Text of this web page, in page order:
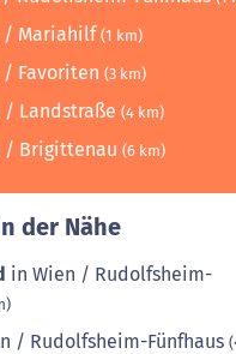
/ Mariahilf (1 km)
/ Favoriten (3 km)
/ Landstraße (4 km)
/ Brigittenau (6 km)
der Nähe
in Wien / Rudolfsheim-
/ Rudolfsheim-Fünfhaus